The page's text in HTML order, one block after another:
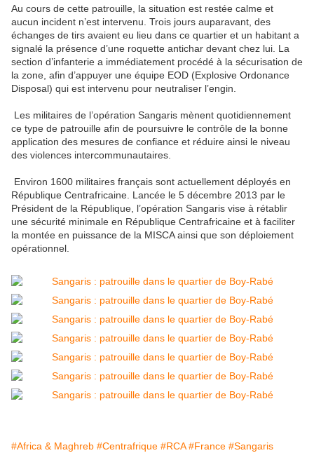
Au cours de cette patrouille, la situation est restée calme et
aucun incident n’est intervenu. Trois jours auparavant, des
échanges de tirs avaient eu lieu dans ce quartier et un habitant a
signalé la présence d’une roquette antichar devant chez lui. La
section d’infanterie a immédiatement procédé à la sécurisation de
la zone, afin d’appuyer une équipe EOD (Explosive Ordonance
Disposal) qui est intervenu pour neutraliser l’engin.
Les militaires de l’opération Sangaris mènent quotidiennement
ce type de patrouille afin de poursuivre le contrôle de la bonne
application des mesures de confiance et réduire ainsi le niveau
des violences intercommunautaires.
Environ 1600 militaires français sont actuellement déployés en
République Centrafricaine. Lancée le 5 décembre 2013 par le
Président de la République, l’opération Sangaris vise à rétablir
une sécurité minimale en République Centrafricaine et à faciliter
la montée en puissance de la MISCA ainsi que son déploiement
opérationnel.
#Africa & Maghreb #Centrafrique #RCA #France #Sangaris